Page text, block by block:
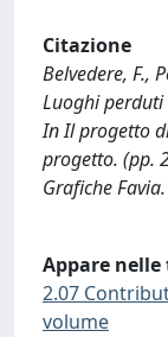
Citazione
Belvedere, F.,
Luoghi perduti
In Il progetto
progetto. (pp.
Grafiche Favia.
Appare
2.07
volume